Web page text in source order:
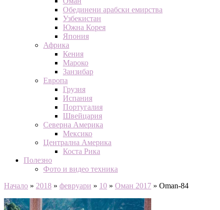
Обединени арабски емирства
Узбекистан
Южна Корея
Япония
Африка
Кения
Мароко
Занзибар
Европа
Грузия
Испания
Португалия
Швейцария
Северна Америка
Мексико
Централна Америка
Коста Рика
Полезно
Фото и видео техника
Начало » 2018 » февруари » 10 » Оман 2017 » Oman-84